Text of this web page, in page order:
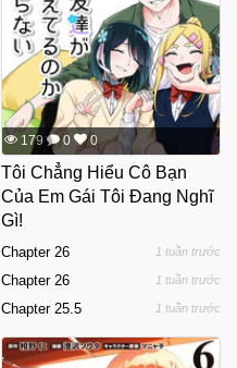
179 0 0
Tôi Chẳng Hiểu Cô Bạn
Của Em Gái Tôi Đang Nghĩ
Gì!
Chapter 26 1 tuần trước
Chapter 26 1 tuần trước
Chapter 25.5 1 tuần trước